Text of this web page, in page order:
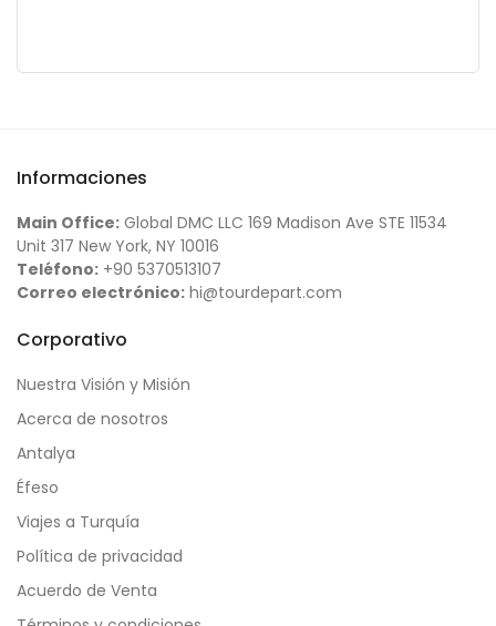
Informaciones
Main Office: Global DMC LLC 169 Madison Ave STE 11534
Unit 317 New York, NY 10016
Teléfono: +90 5370513107
Correo electrónico: hi@tourdepart.com
Corporativo
Nuestra Visión y Misión
Acerca de nosotros
Antalya
Éfeso
Viajes a Turquía
Política de privacidad
Acuerdo de Venta